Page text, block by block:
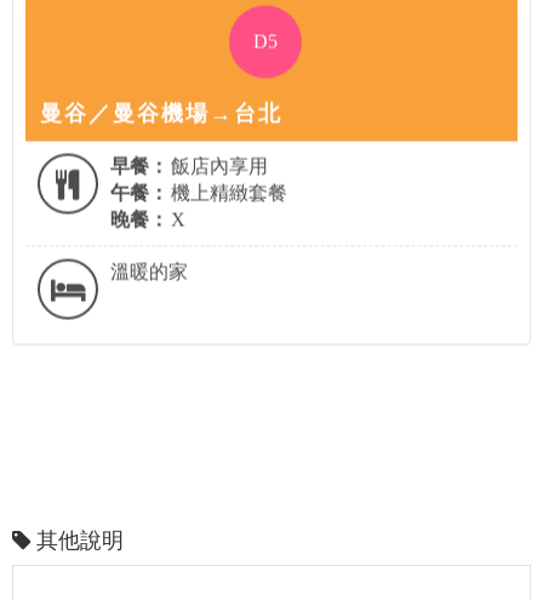
D5
曼谷／曼谷機場→台北
早餐： 飯店內享用
午餐： 機上精緻套餐
晚餐： X
溫暖的家
其他說明